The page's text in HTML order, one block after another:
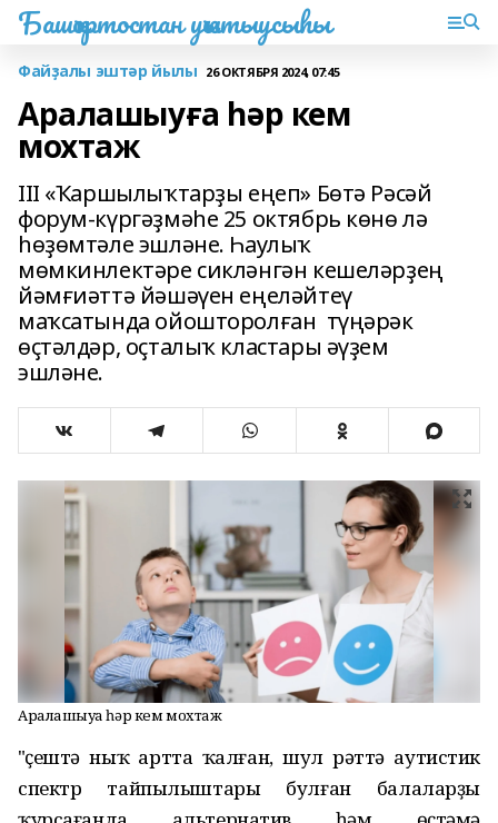
Башҡортостан уҡытыусыһы
Файҙалы эштәр йылы 26 ОКТЯБРЯ 2024, 07:45
Аралашыуға һәр кем
мохтаж
III «Ҡаршылыҡтарҙы еңеп» Бөтә Рәсәй
форум-күргәҙмәһе 25 октябрь көнө лә
һөҙөмтәле эшләне. Һаулыҡ
мөмкинлектәре сикләнгән кешеләрҙең
йәмғиәттә йәшәүен еңеләйтеү
маҡсатында ойошторолған түңәрәк
өҫтәлдәр, оҫталыҡ кластары әүҙем
эшләне.
Аралашыуға һәр кем мохтаж
"Үҫештә ныҡ артта ҡалған, шул рәттә аутистик
спектр тайпылыштары булған балаларҙы